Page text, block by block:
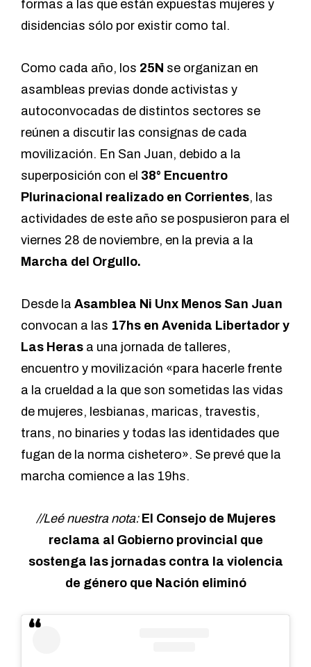
formas a las que están expuestas mujeres y
disidencias sólo por existir como tal.
Como cada año, los 25N se organizan en
asambleas previas donde activistas y
autoconvocadas de distintos sectores se
reúnen a discutir las consignas de cada
movilización. En San Juan, debido a la
superposición con el 38° Encuentro
Plurinacional realizado en Corrientes, las
actividades de este año se pospusieron para el
viernes 28 de noviembre, en la previa a la
Marcha del Orgullo.
Desde la Asamblea Ni Unx Menos San Juan
convocan a las 17hs en Avenida Libertador y
Las Heras a una jornada de talleres,
encuentro y movilización «para hacerle frente
a la crueldad a la que son sometidas las vidas
de mujeres, lesbianas, maricas, travestis,
trans, no binaries y todas las identidades que
fugan de la norma cishetero». Se prevé que la
marcha comience a las 19hs.
//Leé nuestra nota: El Consejo de Mujeres
reclama al Gobierno provincial que
sostenga las jornadas contra la violencia
de género que Nación eliminó